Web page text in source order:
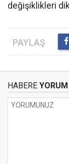
değişiklikleri
HABERE